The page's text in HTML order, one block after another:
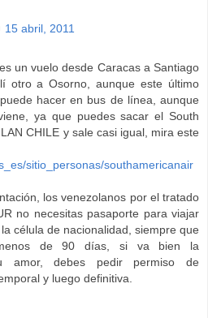
15 abril, 2011
un vuelo desde Caracas a Santiago
otro a Osorno, aunque este último
hacer en bus de línea, aunque
ya que puedes sacar el South
CHILE y sale casi igual, mira este
sitio_personas/southamericanair
los venezolanos por el tratado
no necesitas pasaporte para viajar
célula de nacionalidad, siempre que
de 90 días, si va bien la
amor, debes pedir permiso de
y luego definitiva.